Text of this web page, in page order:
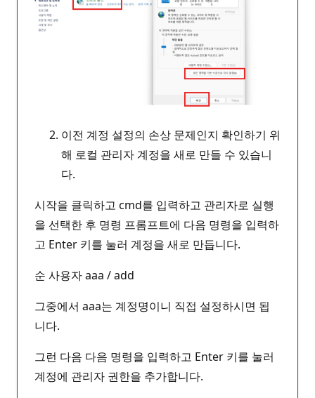
이전 계정 설정의 손상 문제인지 확인하기 위
해 로컬 관리자 계정을 새로 만들 수 있습니
다.
시작을 클릭하고 cmd를 입력하고 관리자로 실행
을 선택한 후 명령 프롬프트에 다음 명령을 입력하
고 Enter 키를 눌러 계정을 새로 만듭니다.
순 사용자 aaa / add
그중에서 aaa는 계정명이니 직접 설정하시면 됩
니다.
그런 다음 다음 명령을 입력하고 Enter 키를 눌러
계정에 관리자 권한을 추가합니다.